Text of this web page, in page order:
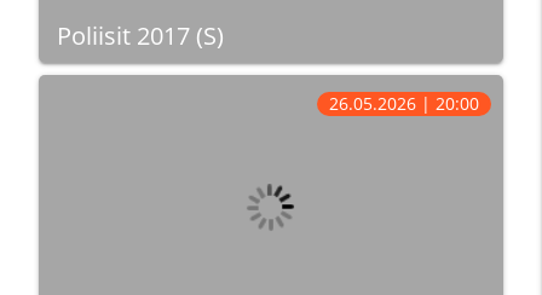
Poliisit 2017 (S)
26.05.2026 | 20:00